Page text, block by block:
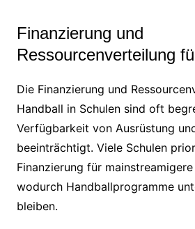
Finanzierung und
Ressourcenverteilung
Die Finanzierung und
Handball in Schulen sind oft
Verfügbarkeit von Ausrüstung
beeinträchtigt. Viele Schulen
Finanzierung für
wodurch Handballprogramme
bleiben.